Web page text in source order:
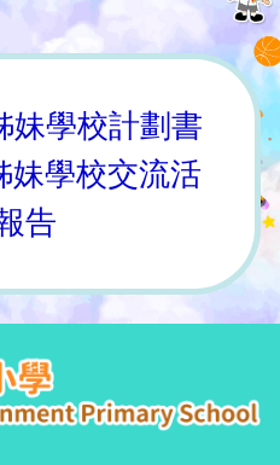
學校計劃書
學校交流活
告